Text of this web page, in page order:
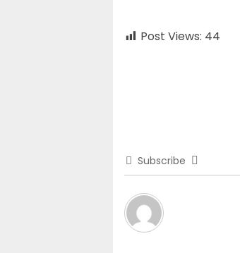
Post Views: 44
Subscribe